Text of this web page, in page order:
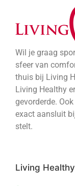
Wil je graag
sfeer van
thuis bij Living
Living Healthy
gevorderde.
exact aansluit
stelt.
Living Healthy